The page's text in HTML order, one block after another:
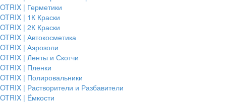
OTRIX | Герметики
OTRIX | 1К Краски
OTRIX | 2К Краски
OTRIX | Автокосметика
OTRIX | Аэрозоли
OTRIX | Ленты и Скотчи
OTRIX | Пленки
OTRIX | Полировальники
OTRIX | Растворители и Разбавители
OTRIX | Ёмкости